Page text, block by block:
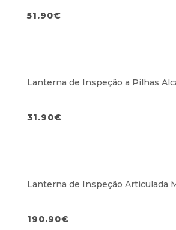
51.90€
Lanterna de Inspeção a Pilhas
31.90€
Lanterna de Inspeção Articulada
190.90€